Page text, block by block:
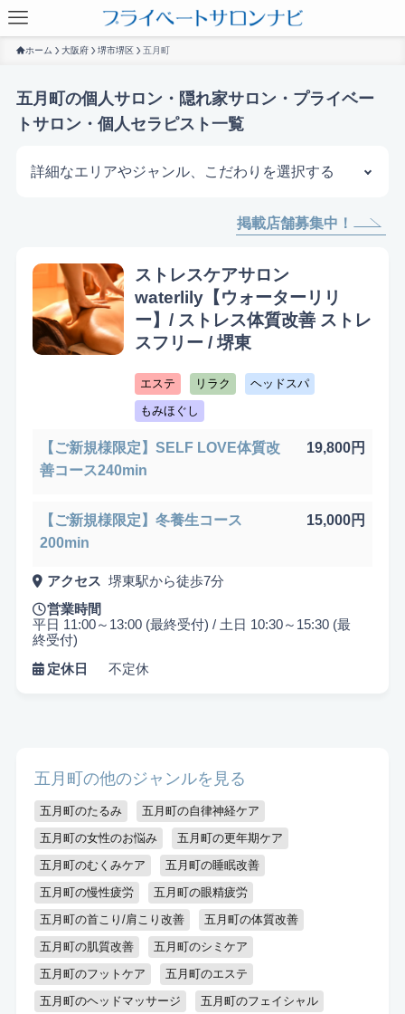
ホーム 大阪府 堺市堺区 五月町
五月町の個人サロン・隠れ家サロン・プライベー
トサロン・個人セラピスト一覧
詳細なエリアやジャンル、こだわりを選択する
こだわり検索
アメニティまたはコスメ充実 出張可能
キッズスペースあり 認定講師
掲載店舗募集中！
ストレスケアサロン
waterlily【ウォーターリリ
ー】/ ストレス体質改善 ストレ
スフリー / 堺東
エステ リラク
ヘッドスパ
もみほぐし
【ご新規様限定】SELF LOVE体質改
善コース240min
19,800円
【ご新規様限定】冬養生コース
200min
15,000円
アクセス 堺東駅から徒歩7分
営業時間
平日 11:00～13:00 (最終受付) / 土日 10:30～15:30 (最
終受付)
定休日
不定休
五月町の他のジャンルを見る
五月町のたるみ
五月町の自律神経ケア
五月町の女性のお悩み
五月町の更年期ケア
五月町のむくみケア
五月町の睡眠改善
五月町の慢性疲労
五月町の眼精疲労
五月町の首こり/肩こり改善
五月町の体質改善
五月町の肌質改善
五月町のシミケア
五月町のフットケア
五月町のエステ
五月町のヘッドマッサージ
五月町のフェイシャル